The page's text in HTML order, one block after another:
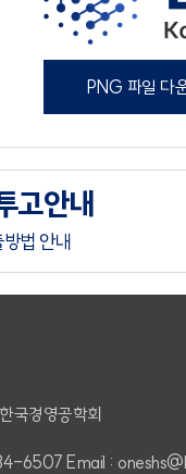
PNG 파일 다
고안내
법 안내
국경영공학회
6507 Email :